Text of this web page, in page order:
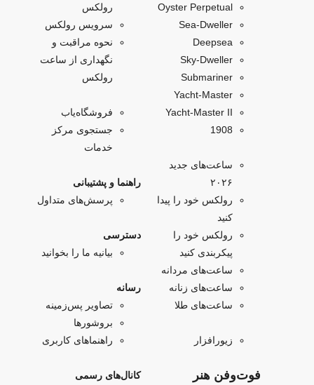
Oyster Perpetual
Sea-Dweller
Deepsea
Sky‑Dweller
Submariner
Yacht‑Master
Yacht-Master II
1908
ساعت‌های جدید
۲۰۲۶
رولکس خود را پیدا
کنید
رولکس خود را
پیکربندی کنید
ساعت‌های مردانه
ساعت‌های زنانه
ساعت‌های طلا
زیورافزار
فو‌‌ت‌وفن هنر
رولکس
سرویس رولکس
نحوه مراقبت و
نگهداری از ساعت
رولکس
فروشگاه‌یاب
جستجوی مرکز
خدمات
راهنما و پشتیبانی
پرسش‌های متداول
دسترسی
بیانیه ما را بخوانید
رسانه
تصاویر پس‌زمینه
بروشورها
راهنماهای کاربری
کانال‌های رسمی